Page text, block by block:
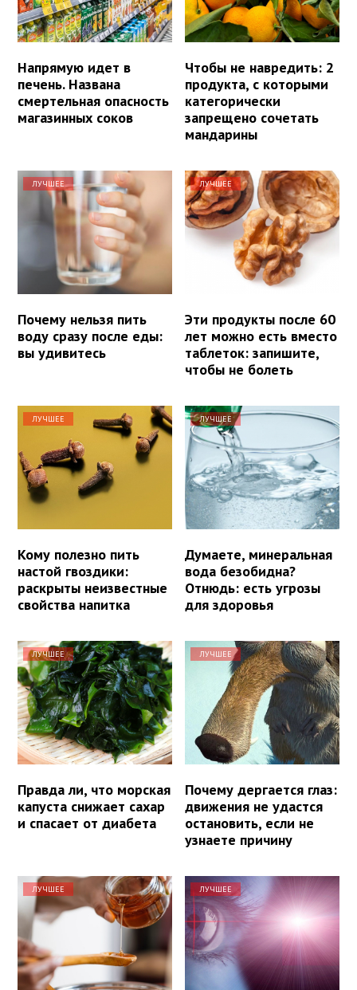
Напрямую идет в
печень. Названа
смертельная опасность
магазинных соков
Чтобы не навредить: 2
продукта, с которыми
категорически
запрещено сочетать
мандарины
ЛУЧШЕЕ
Почему нельзя пить
воду сразу после еды:
вы удивитесь
ЛУЧШЕЕ
Эти продукты после 60
лет можно есть вместо
таблеток: запишите,
чтобы не болеть
ЛУЧШЕЕ
Кому полезно пить
настой гвоздики:
раскрыты неизвестные
свойства напитка
ЛУЧШЕЕ
Думаете, минеральная
вода безобидна?
Отнюдь: есть угрозы
для здоровья
ЛУЧШЕЕ
Правда ли, что морская
капуста снижает сахар
и спасает от диабета
ЛУЧШЕЕ
Почему дергается глаз:
движения не удастся
остановить, если не
узнаете причину
ЛУЧШЕЕ ЛУЧШЕЕ